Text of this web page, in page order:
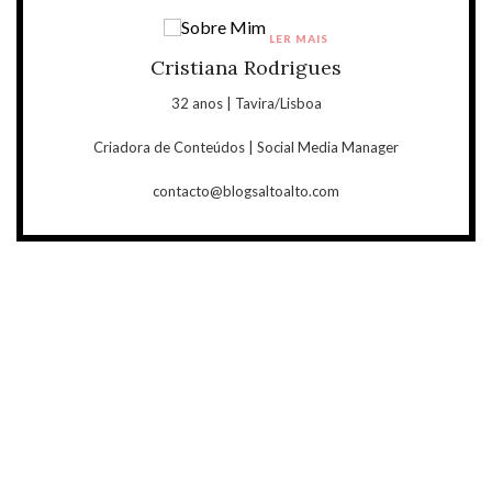
Cristiana Rodrigues
32 anos | Tavira/Lisboa
Criadora de Conteúdos | Social Media Manager
contacto@blogsaltoalto.com
LER MAIS